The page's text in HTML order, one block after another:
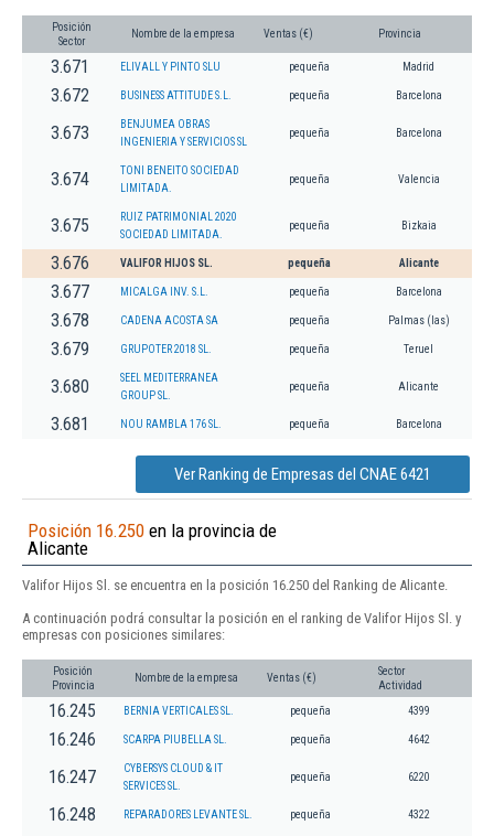
Posición
Sector
Nombre de la empresa Ventas (€) Provincia
3.671 ELIVALL Y PINTO SLU pequeña Madrid
3.672 BUSINESS ATTITUDE S.L. pequeña Barcelona
3.673
BENJUMEA OBRAS
INGENIERIA Y SERVICIOS SL
pequeña Barcelona
3.674
TONI BENEITO SOCIEDAD
LIMITADA.
pequeña Valencia
3.675
RUIZ PATRIMONIAL 2020
SOCIEDAD LIMITADA.
pequeña Bizkaia
3.676 VALIFOR HIJOS SL. pequeña Alicante
3.677 MICALGA INV. S.L. pequeña Barcelona
3.678 CADENA ACOSTA SA pequeña Palmas (las)
3.679 GRUPOTER 2018 SL. pequeña Teruel
3.680
SEEL MEDITERRANEA
GROUP SL.
pequeña Alicante
3.681 NOU RAMBLA 176 SL. pequeña Barcelona
Ver Ranking de Empresas del CNAE 6421
Posición 16.250 en la provincia de
Alicante
Valifor Hijos Sl. se encuentra en la posición 16.250 del Ranking de Alicante.
A continuación podrá consultar la posición en el ranking de Valifor Hijos Sl. y
empresas con posiciones similares:
Posición
Provincia
Nombre de la empresa Ventas (€)
Sector
Actividad
16.245 BERNIA VERTICALES SL. pequeña 4399
16.246 SCARPA PIUBELLA SL. pequeña 4642
16.247
CYBERSYS CLOUD & IT
SERVICES SL.
pequeña 6220
16.248 REPARADORES LEVANTE SL. pequeña 4322